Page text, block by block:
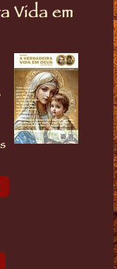
Vida em